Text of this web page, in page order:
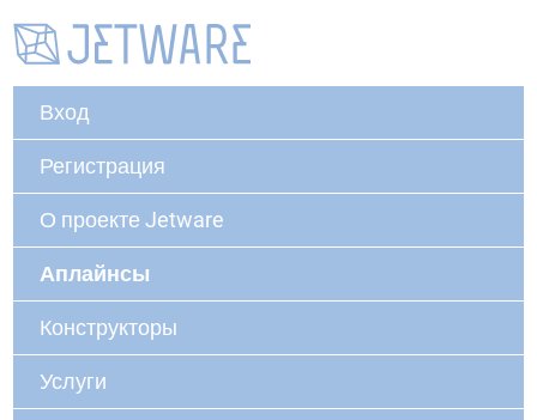
Вход
Регистрация
О проекте Jetware
Аплайнсы
Конструкторы
Услуги